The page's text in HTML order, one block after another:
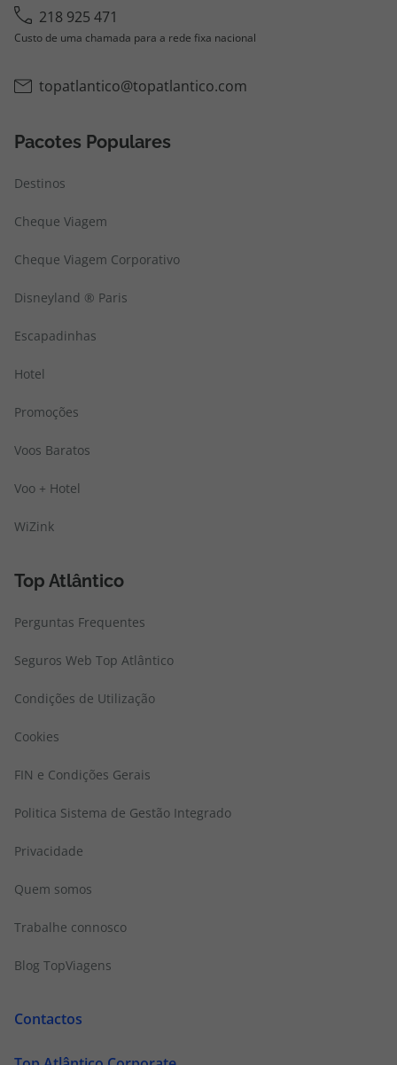
218 925 471
Custo de uma chamada para a rede fixa nacional
topatlantico@topatlantico.com
Pacotes Populares
Destinos
Cheque Viagem
Cheque Viagem Corporativo
Disneyland ® Paris
Escapadinhas
Hotel
Promoções
Voos Baratos
Voo + Hotel
WiZink
Top Atlântico
Perguntas Frequentes
Seguros Web Top Atlântico
Condições de Utilização
Cookies
FIN e Condições Gerais
Politica Sistema de Gestão Integrado
Privacidade
Quem somos
Trabalhe connosco
Blog TopViagens
Contactos